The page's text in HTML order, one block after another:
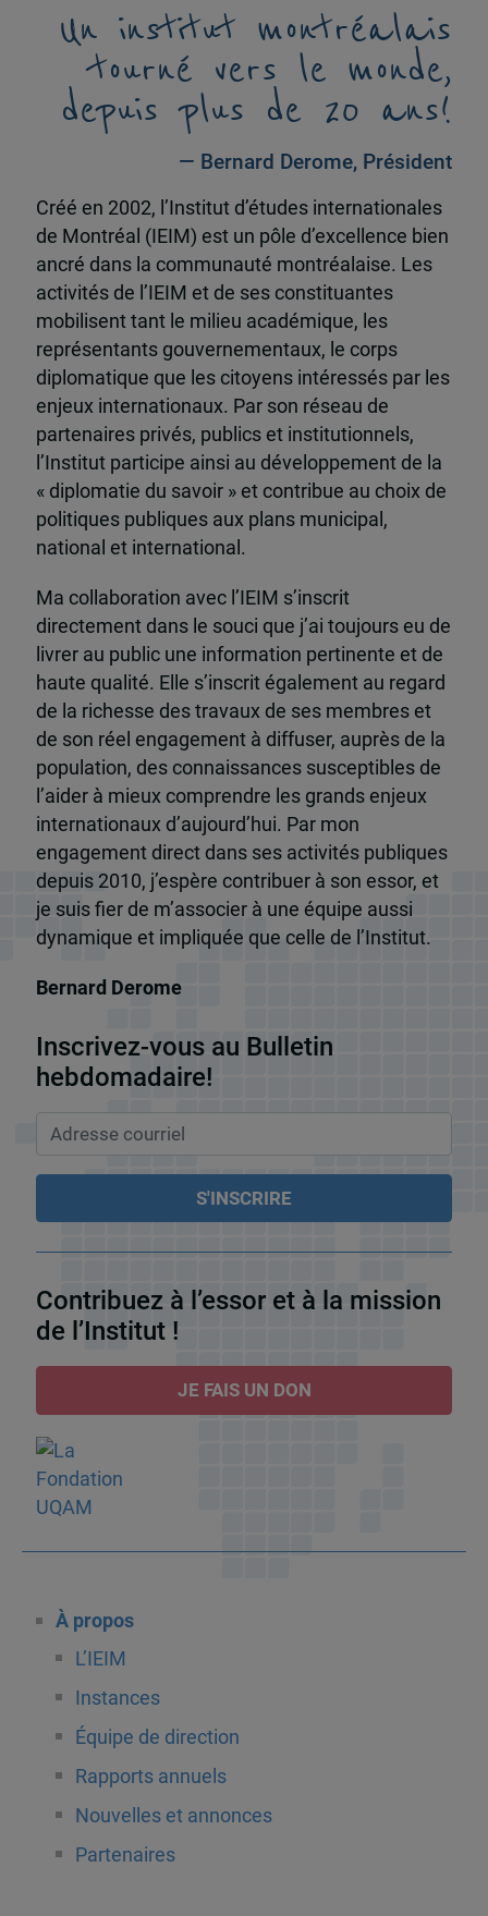
Un institut montréalais
tourné vers le monde,
depuis plus de 20 ans!
— Bernard Derome, Président
Créé en 2002, l’Institut d’études internationales
de Montréal (IEIM) est un pôle d’excellence bien
ancré dans la communauté montréalaise. Les
activités de l’IEIM et de ses constituantes
mobilisent tant le milieu académique, les
représentants gouvernementaux, le corps
diplomatique que les citoyens intéressés par les
enjeux internationaux. Par son réseau de
partenaires privés, publics et institutionnels,
l’Institut participe ainsi au développement de la
« diplomatie du savoir » et contribue au choix de
politiques publiques aux plans municipal,
national et international.
Ma collaboration avec l’IEIM s’inscrit
directement dans le souci que j’ai toujours eu de
livrer au public une information pertinente et de
haute qualité. Elle s’inscrit également au regard
de la richesse des travaux de ses membres et
de son réel engagement à diffuser, auprès de la
population, des connaissances susceptibles de
l’aider à mieux comprendre les grands enjeux
internationaux d’aujourd’hui. Par mon
engagement direct dans ses activités publiques
depuis 2010, j’espère contribuer à son essor, et
je suis fier de m’associer à une équipe aussi
dynamique et impliquée que celle de l’Institut.
Bernard Derome
Inscrivez-vous au Bulletin
hebdomadaire!
Contribuez à l’essor et à la mission
de l’Institut !
JE FAIS UN DON
À propos
L’IEIM
Instances
Équipe de direction
Rapports annuels
Nouvelles et annonces
Partenaires